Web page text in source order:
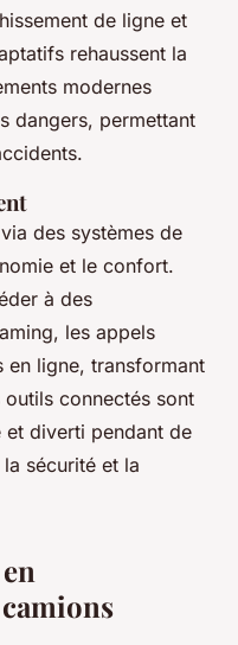
de ligne et
rehaussent la
modernes
dangers, permettant
des systèmes de
et le confort.
à des
les appels
en ligne, transformant
outils connectés sont
et diverti pendant de
sécurité et la